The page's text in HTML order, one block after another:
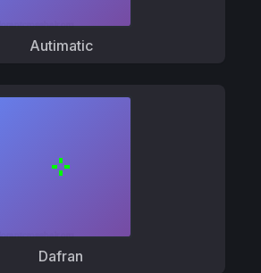
Autimatic
Dafran